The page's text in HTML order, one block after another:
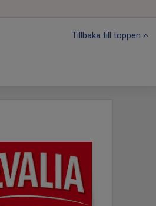
Tillbaka till toppen